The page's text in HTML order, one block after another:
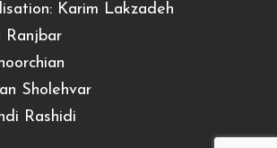
Karim Lakzadeh
Ranjbar
Sholehvar
Rashidi